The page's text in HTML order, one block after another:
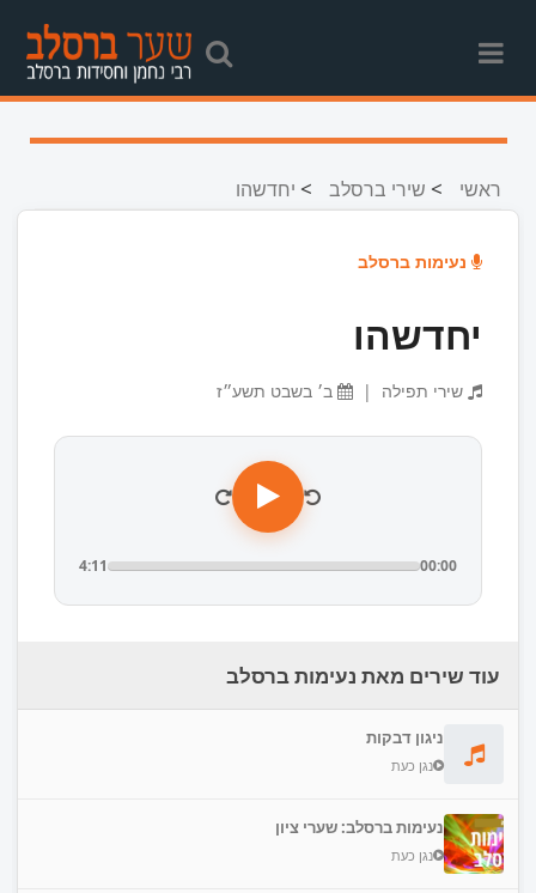
ראשי > שירי ברסלב > יחדשהו
נעימות ברסלב
יחדשהו
שירי תפילה | ב׳ בשבט תשע״ז
00:00
4:11
עוד שירים מאת נעימות ברסלב
ניגון דבקות
נגן כעת
נעימות ברסלב: שערי ציון
נגן כעת